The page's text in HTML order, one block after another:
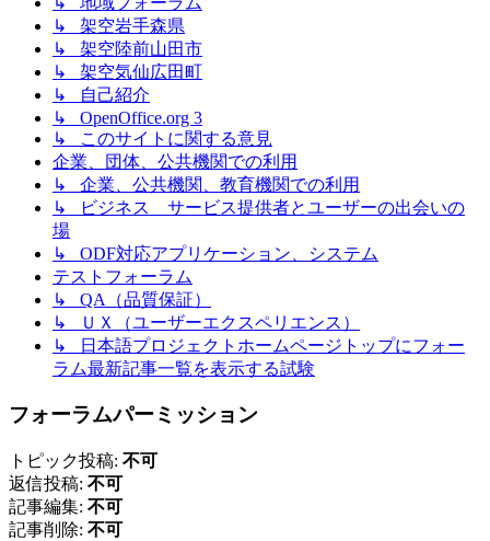
↳ 架空岩手森県
↳ 架空陸前山田市
↳ 架空気仙広田町
↳ 自己紹介
↳ OpenOffice.org 3
↳ このサイトに関する意見
企業、団体、公共機関での利用
↳ 企業、公共機関、教育機関での利用
↳ ビジネス サービス提供者とユーザーの出会いの
場
↳ ODF対応アプリケーション、システム
テストフォーラム
↳ QA（品質保証）
↳ ＵＸ（ユーザーエクスペリエンス）
↳ 日本語プロジェクトホームページトップにフォー
ラム最新記事一覧を表示する試験
フォーラムパーミッション
トピック投稿: 不可
返信投稿: 不可
記事編集: 不可
記事削除: 不可